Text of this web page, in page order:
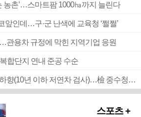
농촌’…스마트팜 1000㏊까지 늘린다
앞인데…구·군 난색에 교육청 ‘쩔쩔’
관용차 규정에 막힌 지역기업 응원
합단지 연내 준공 수순
■ 검사 신분 버리고 직급하향(10년 이하 저연차 검사)…檢 중수청행 기피
스포츠 +